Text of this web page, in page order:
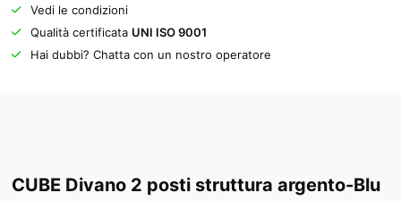
Vedi le condizioni
Qualità certificata UNI ISO 9001
Hai dubbi? Chatta con un nostro operatore
CUBE Divano 2 posti struttura argento-Blu